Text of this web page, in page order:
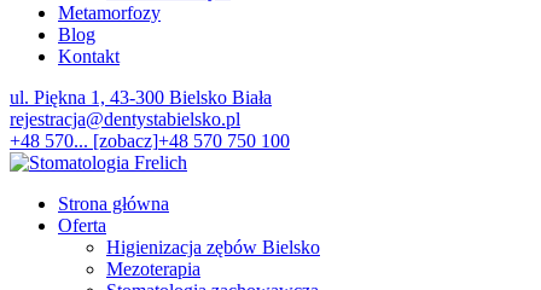
Metamorfozy
Blog
Kontakt
ul. Piękna 1, 43-300 Bielsko Biała
rejestracja@dentystabielsko.pl
+48 570... [zobacz]+48 570 750 100
Strona główna
Oferta
Higienizacja zębów Bielsko
Mezoterapia